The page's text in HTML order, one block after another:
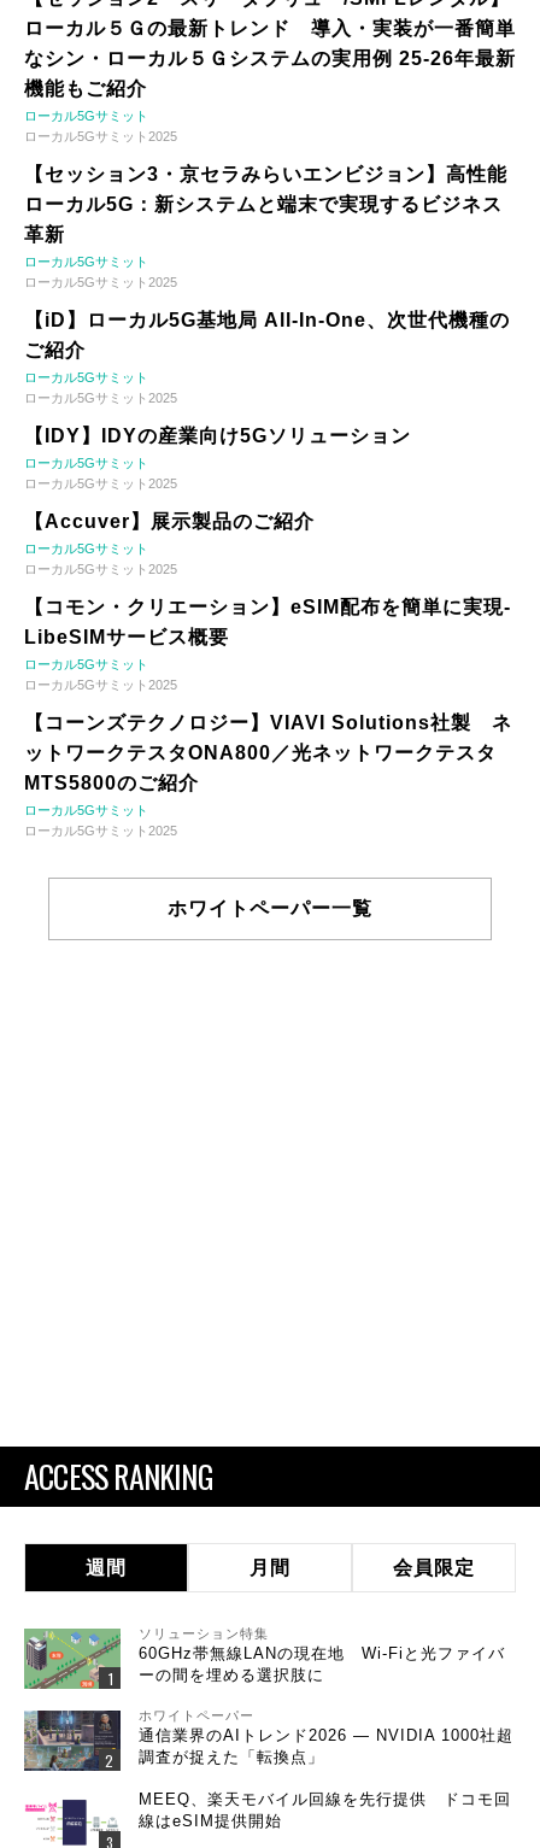
ローカル５Ｇの最新トレンド 導入・実装が一番簡単
なシン・ローカル５Ｇシステムの実用例 25-26年最新
機能もご紹介
ローカル5Gサミット
ローカル5Gサミット2025
【セッション3・京セラみらいエンビジョン】高性能
ローカル5G：新システムと端末で実現するビジネス
革新
ローカル5Gサミット
ローカル5Gサミット2025
【iD】ローカル5G基地局 All-In-One、次世代機種の
ご紹介
ローカル5Gサミット
ローカル5Gサミット2025
【IDY】IDYの産業向け5Gソリューション
ローカル5Gサミット
ローカル5Gサミット2025
【Accuver】展示製品のご紹介
ローカル5Gサミット
ローカル5Gサミット2025
【コモン・クリエーション】eSIM配布を簡単に実現-
LibeSIMサービス概要
ローカル5Gサミット
ローカル5Gサミット2025
【コーンズテクノロジー】VIAVI Solutions社製 ネ
ットワークテスタONA800／光ネットワークテスタ
MTS5800のご紹介
ローカル5Gサミット
ローカル5Gサミット2025
ホワイトペーパー一覧
ACCESS RANKING
週間 月間 会員限定
ソリューション特集
60GHz帯無線LANの現在地 Wi-Fiと光ファイバ
ーの間を埋める選択肢に
ホワイトペーパー
通信業界のAIトレンド2026 ― NVIDIA 1000社超
調査が捉えた「転換点」
MEEQ、楽天モバイル回線を先行提供 ドコモ回
線はeSIM提供開始